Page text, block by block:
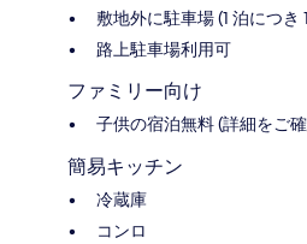
敷地外に駐車場 (1 泊につき
路上駐車場利用可
ファミリー向け
子供の宿泊無料 (詳細をご
簡易キッチン
冷蔵庫
コンロ